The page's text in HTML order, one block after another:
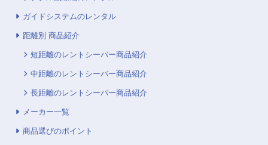
ガイドシステムのレンタル
距離別 商品紹介
短距離のレントシーバー商品紹介
中距離のレントシーバー商品紹介
長距離のレントシーバー商品紹介
メーカー一覧
商品選びのポイント